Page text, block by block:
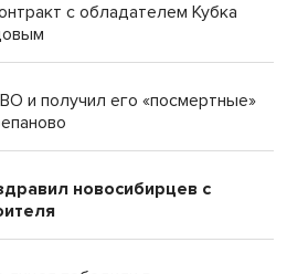
с обладателем Кубка
и получил его «посмертные»
новосибирцев с